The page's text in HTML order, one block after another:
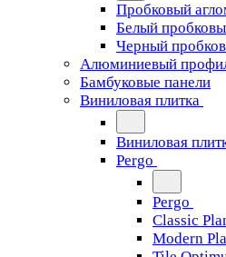
Пробковый
Белый
Черный
Алюминиевый
Бамбуковые панели
Виниловая плитка
Виниловая
Pergo
Pergo
Classic
Modern